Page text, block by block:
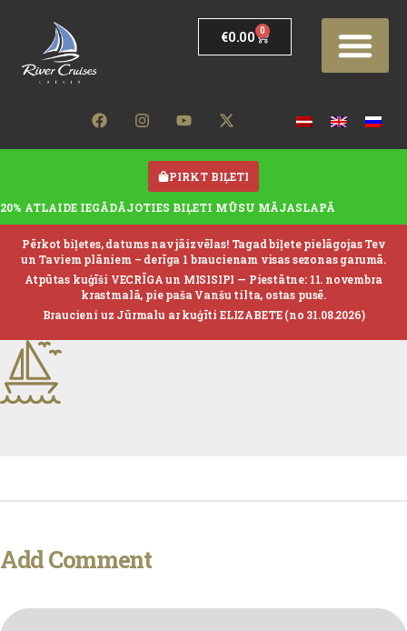
€0.00 0
PIRKT BIĻETI
20% ATLAIDE IEGĀDĀJOTIES BIĻETI MŪSU MĀJASLAPĀ
Pērkot biļetes, datums nav jāizvēlas! Tagad biļete pielāgojas Tev
un Taviem plāniem – derīga 1 braucienam visas sezonas garumā.
Atpūtas kuģīši VECRĪGA un MISISIPI — Piestātne: 11. novembra
krastmalā, pie paša Vanšu tilta, ostas pusē.
Braucieni uz Jūrmalu ar kuģīti ELIZABETE (no 31.08.2026)
Add Comment